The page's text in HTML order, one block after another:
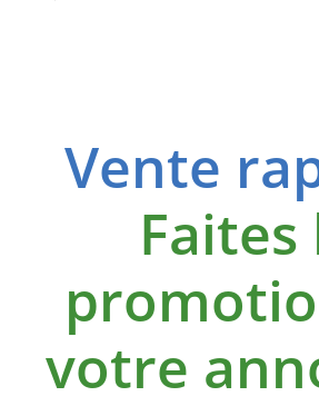
Vente
Faites
votre